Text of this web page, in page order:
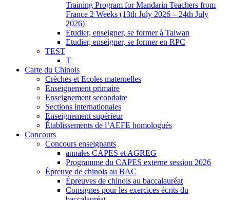
Training Program for Mandarin Teachers from
France 2 Weeks (13th July 2026 – 24th July
2026)
Etudier, enseigner, se former à Taiwan
Etudier, enseigner, se former en RPC
TEST
T
Carte du Chinois
Crèches et Ecoles maternelles
Enseignement primaire
Enseignement secondaire
Sections internationales
Enseignement supérieur
Établissements de l’AEFE homologués
Concours
Concours enseignants
annales CAPES et AGREG
Programme du CAPES externe session 2026
Épreuve de chinois au BAC
Épreuves de chinois au baccalauréat
Consignes pour les exercices écrits du